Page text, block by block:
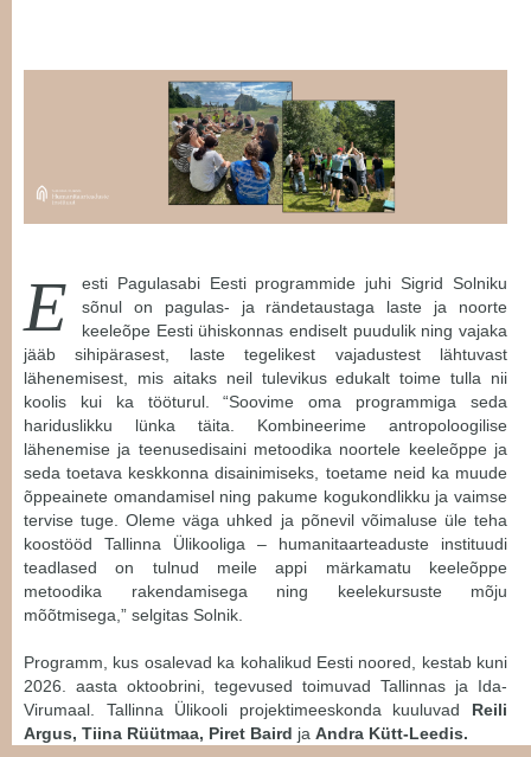
E
esti Pagulasabi Eesti programmide juhi Sigrid Solniku
sõnul on pagulas- ja rändetaustaga laste ja noorte
keeleõpe Eesti ühiskonnas endiselt puudulik ning vajaka
jääb sihipärasest, laste tegelikest vajadustest lähtuvast
lähenemisest, mis aitaks neil tulevikus edukalt toime tulla nii
koolis kui ka tööturul. “Soovime oma programmiga seda
hariduslikku lünka täita. Kombineerime antropoloogilise
lähenemise ja teenusedisaini metoodika noortele keeleõppe ja
seda toetava keskkonna disainimiseks, toetame neid ka muude
õppeainete omandamisel ning pakume kogukondlikku ja vaimse
tervise tuge. Oleme väga uhked ja põnevil võimaluse üle teha
koostööd Tallinna Ülikooliga – humanitaarteaduste instituudi
teadlased on tulnud meile appi märkamatu keeleõppe
metoodika rakendamisega ning keelekursuste mõju
mõõtmisega,” selgitas Solnik.
Programm, kus osalevad ka kohalikud Eesti noored, kestab kuni
2026. aasta oktoobrini, tegevused toimuvad Tallinnas ja Ida-
Virumaal. Tallinna Ülikooli projektimeeskonda kuuluvad Reili
Argus, Tiina Rüütmaa, Piret Baird ja Andra Kütt-Leedis.